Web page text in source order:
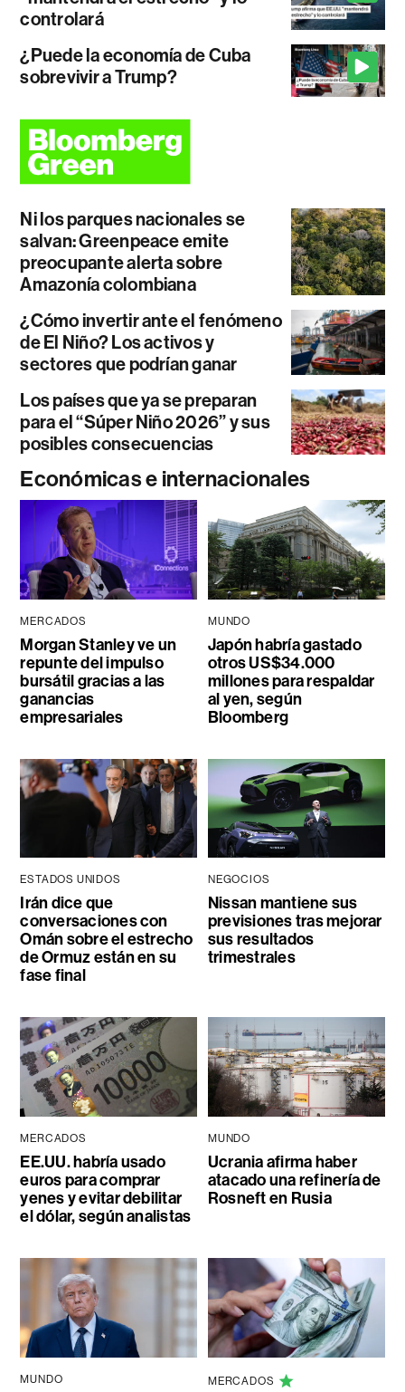
controlará
¿Puede la economía de Cuba
sobrevivir a Trump?
Ni los parques nacionales se
salvan: Greenpeace emite
preocupante alerta sobre
Amazonía colombiana
¿Cómo invertir ante el fenómeno
de El Niño? Los activos y
sectores que podrían ganar
Los países que ya se preparan
para el “Súper Niño 2026” y sus
posibles consecuencias
Económicas e internacionales
MERCADOS
Morgan Stanley ve un
repunte del impulso
bursátil gracias a las
ganancias
empresariales
MUNDO
Japón habría gastado
otros US$34.000
millones para respaldar
al yen, según
Bloomberg
ESTADOS UNIDOS
Irán dice que
conversaciones con
Omán sobre el estrecho
de Ormuz están en su
fase final
NEGOCIOS
Nissan mantiene sus
previsiones tras mejorar
sus resultados
trimestrales
MERCADOS
EE.UU. habría usado
euros para comprar
yenes y evitar debilitar
el dólar, según analistas
MUNDO
Ucrania afirma haber
atacado una refinería de
Rosneft en Rusia
MUNDO MERCADOS